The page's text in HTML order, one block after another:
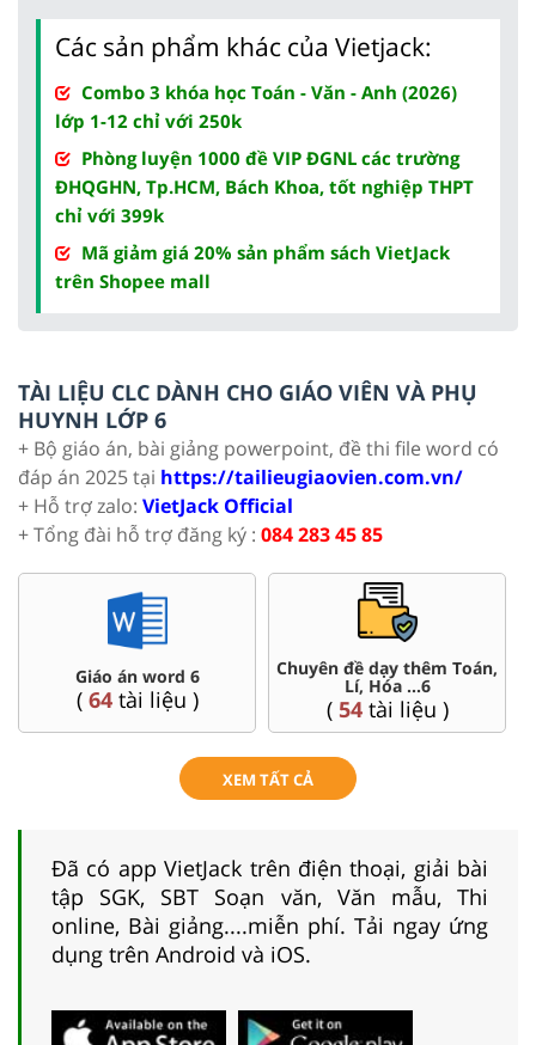
Các sản phẩm khác của Vietjack:
Combo 3 khóa học Toán - Văn - Anh (2026)
lớp 1-12 chỉ với 250k
Phòng luyện 1000 đề VIP ĐGNL các trường
ĐHQGHN, Tp.HCM, Bách Khoa, tốt nghiệp THPT
chỉ với 399k
Mã giảm giá 20% sản phẩm sách VietJack
trên Shopee mall
TÀI LIỆU CLC DÀNH CHO GIÁO VIÊN VÀ PHỤ
HUYNH LỚP 6
+ Bộ giáo án, bài giảng powerpoint, đề thi file word có
đáp án 2025 tại https://tailieugiaovien.com.vn/
+ Hỗ trợ zalo: VietJack Official
+ Tổng đài hỗ trợ đăng ký : 084 283 45 85
Giáo án word 6
tài liệu )
Chuyên đề dạy thêm Toán,
Lí, Hóa ...6
tài liệu )
XEM TẤT CẢ
Đã có app VietJack trên điện thoại, giải bài
tập SGK, SBT Soạn văn, Văn mẫu, Thi
online, Bài giảng....miễn phí. Tải ngay ứng
dụng trên Android và iOS.